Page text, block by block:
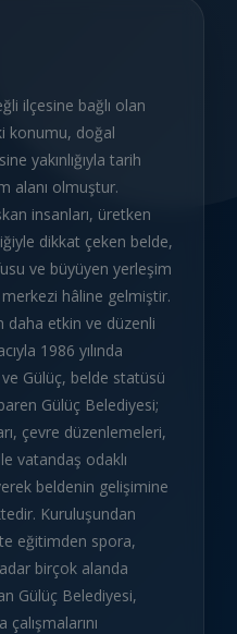
ilçesine bağlı olan
konumu, doğal
yakınlığıyla tarih
alanı olmuştur.
insanları, üretken
dikkat çeken belde,
ve büyüyen yerleşim
hâline gelmiştir.
daha etkin ve düzenli
1986 yılında
Gülüç, belde statüsü
Gülüç Belediyesi;
çevre düzenlemeleri,
vatandaş odaklı
beldenin gelişimine
Kuruluşundan
eğitimden spora,
birçok alanda
Gülüç Belediyesi,